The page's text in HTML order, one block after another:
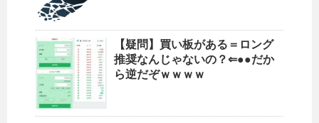
【疑問】買い板がある＝ロング
推奨なんじゃないの？⇐●●だか
ら逆だぞｗｗｗｗ